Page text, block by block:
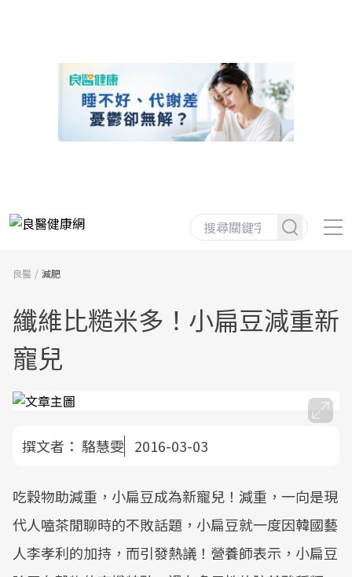
良醫 減肥
纖維比糙米多！小扁豆減重新
寵兒
撰文者： 駱慧雯 2016-03-03
吃穀物助減重，小扁豆成為新寵兒！減重，一向是現
代人嗑茶閒聊時的不敗話題，小扁豆就一度因韓國藝
人李孝利的加持，而引發熱議！營養師表示，小扁豆